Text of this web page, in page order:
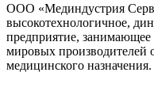
ООО «Мединдустрия
высокотехнологичное,
предприятие,
мировых производителей
медицинского назначения.